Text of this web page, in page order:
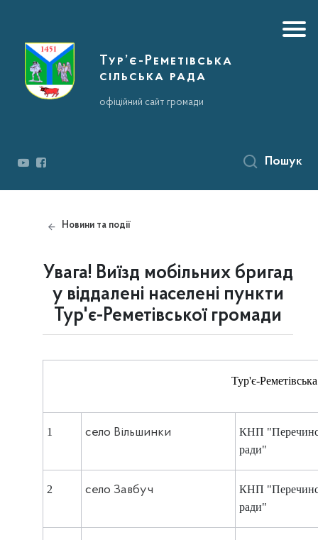
Тур’є-Реметівська
сільська рада
офіційний сайт громади
Пошук
Новини та події
Увага! Виїзд мобільних бригад
у віддалені населені пункти
Тур'є-Реметівської громади
Тур'є-
1 село Вільшинки
КНП
ради"
2 село Завбуч
КНП
ради"